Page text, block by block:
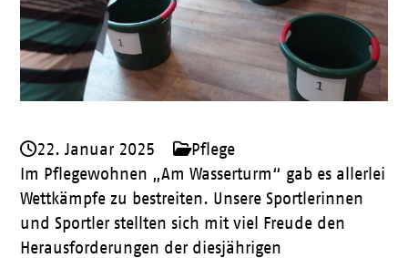
22. Januar 2025
Pflege
Im Pflegewohnen „Am Wasserturm“ gab es allerlei
Wettkämpfe zu bestreiten. Unsere Sportlerinnen
und Sportler stellten sich mit viel Freude den
Herausforderungen der diesjährigen